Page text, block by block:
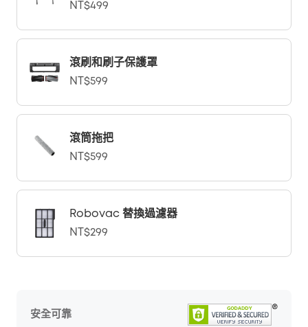
NT$499
滾刷和刷子保護罩
NT$599
滾筒拖把
NT$599
Robovac 替換過濾器
NT$299
安全可靠